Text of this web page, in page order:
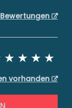
Bewertungen
vorhanden